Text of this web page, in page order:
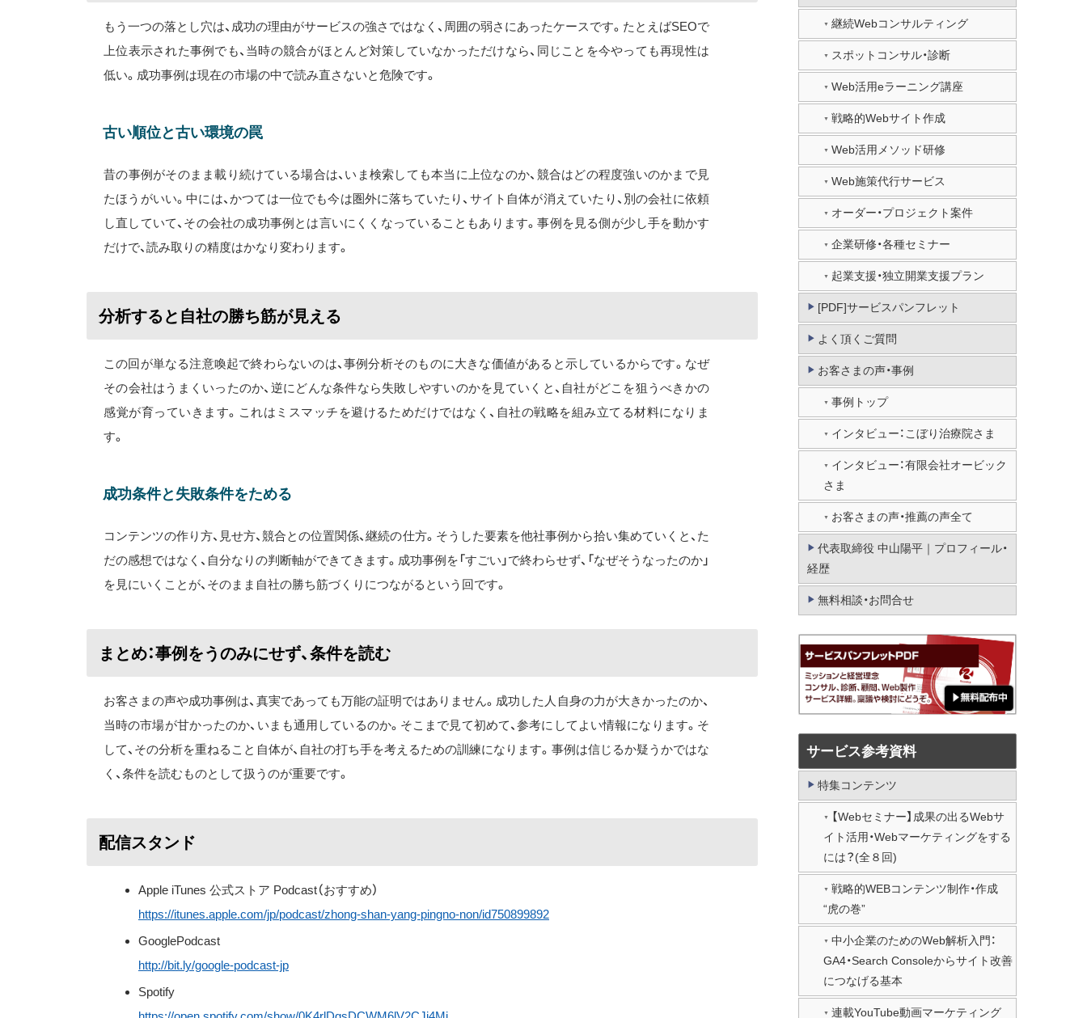
もう一つの落とし穴は、成功の理由がサービスの強さではなく、周囲の弱さにあったケースです。たとえばSEOで
上位表示された事例でも、当時の競合がほとんど対策していなかっただけなら、同じことを今やっても再現性は
低い。成功事例は現在の市場の中で読み直さないと危険です。
古い順位と古い環境の罠
昔の事例がそのまま載り続けている場合は、いま検索しても本当に上位なのか、競合はどの程度強いのかまで見
たほうがいい。中には、かつては一位でも今は圏外に落ちていたり、サイト自体が消えていたり、別の会社に依頼
し直していて、その会社の成功事例とは言いにくくなっていることもあります。事例を見る側が少し手を動かす
だけで、読み取りの精度はかなり変わります。
分析すると自社の勝ち筋が見える
この回が単なる注意喚起で終わらないのは、事例分析そのものに大きな価値があると示しているからです。なぜ
その会社はうまくいったのか、逆にどんな条件なら失敗しやすいのかを見ていくと、自社がどこを狙うべきかの
感覚が育っていきます。これはミスマッチを避けるためだけではなく、自社の戦略を組み立てる材料になりま
す。
成功条件と失敗条件をためる
コンテンツの作り方、見せ方、競合との位置関係、継続の仕方。そうした要素を他社事例から拾い集めていくと、た
だの感想ではなく、自分なりの判断軸ができてきます。成功事例を「すごい」で終わらせず、「なぜそうなったのか」
を見にいくことが、そのまま自社の勝ち筋づくりにつながるという回です。
まとめ：事例をうのみにせず、条件を読む
お客さまの声や成功事例は、真実であっても万能の証明ではありません。成功した人自身の力が大きかったのか、
当時の市場が甘かったのか、いまも通用しているのか。そこまで見て初めて、参考にしてよい情報になります。そ
して、その分析を重ねること自体が、自社の打ち手を考えるための訓練になります。事例は信じるか疑うかではな
く、条件を読むものとして扱うのが重要です。
配信スタンド
Apple iTunes 公式ストア Podcast（おすすめ）
https://itunes.apple.com/jp/podcast/zhong-shan-yang-pingno-non/id750899892
GooglePodcast
http://bit.ly/google-podcast-jp
Spotify
継続Webコンサルティング
スポットコンサル・診断
Web活用eラーニング講座
戦略的Webサイト作成
Web活用メソッド研修
Web施策代行サービス
オーダー・プロジェクト案件
企業研修・各種セミナー
起業支援・独立開業支援プラン
[PDF]サービスパンフレット
よく頂くご質問
お客さまの声・事例
事例トップ
インタビュー：こぼり治療院さま
インタビュー：有限会社オービック
さま
お客さまの声・推薦の声全て
代表取締役 中山陽平｜プロフィール・
経歴
無料相談・お問合せ
サービス参考資料
特集コンテンツ
【Webセミナー】成果の出るWebサ
イト活用・Webマーケティングをする
には？(全８回)
戦略的WEBコンテンツ制作・作成
“虎の巻”
中小企業のためのWeb解析入門：
GA4・Search Consoleからサイト改善
につなげる基本
連載YouTube動画マーケティング